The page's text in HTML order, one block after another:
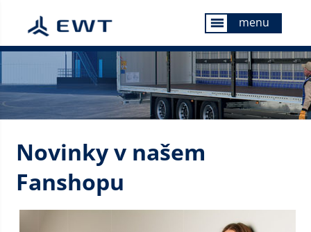
menu menu
Novinky v našem
Fanshopu